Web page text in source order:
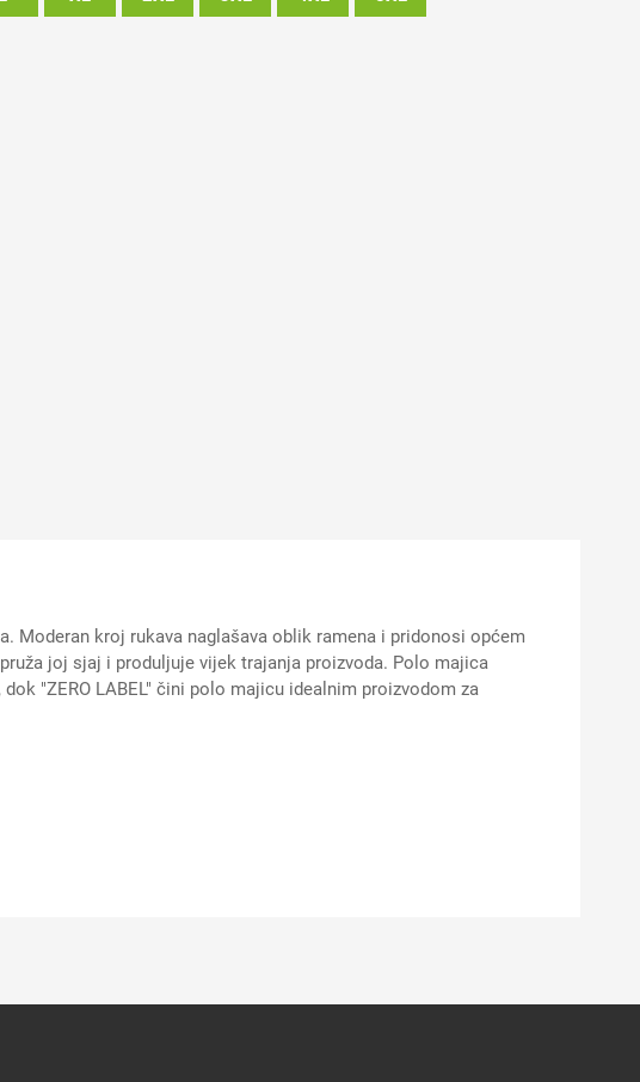
Moderan kroj rukava naglašava oblik ramena i pridonosi općem
joj sjaj i produljuje vijek trajanja proizvoda. Polo majica
"ZERO LABEL" čini polo majicu idealnim proizvodom za